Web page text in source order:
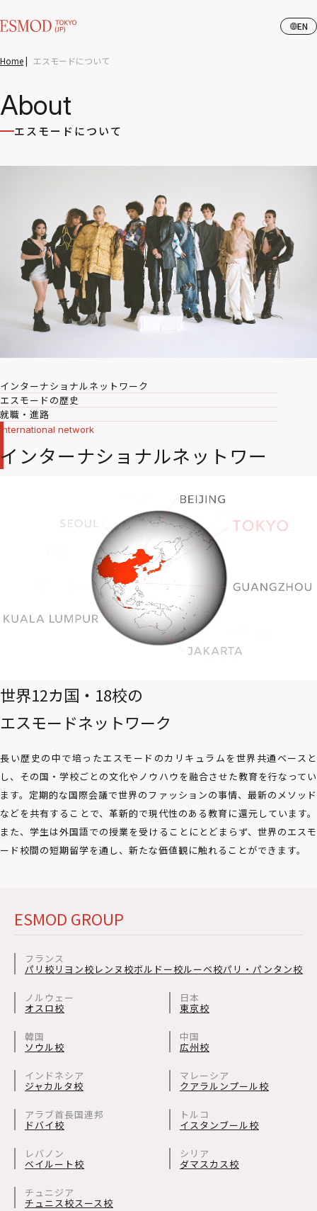
EN
Home| エスモードについて
About
エスモードについて
インターナショナルネットワーク
エスモードの歴史
就職・進路
International network
インターナショナルネットワー
世界12カ国・18校の
エスモードネットワーク
長い歴史の中で培ったエスモードのカリキュラムを世界共通ベースと
し、その国・学校ごとの文化やノウハウを融合させた教育を行なってい
ます。定期的な国際会議で世界のファッションの事情、最新のメソッド
などを共有することで、革新的で現代性のある教育に還元しています。
また、学生は外国語での授業を受けることにとどまらず、世界のエスモ
ード校間の短期留学を通し、新たな価値観に触れることができます。
ESMOD GROUP
フランス
パリ校 リヨン校 レンヌ校ボルドー校ルーベ校パリ・パンタン校
ノルウェー
オスロ校
日本
東京校
韓国
ソウル校
中国
広州校
インドネシア
ジャカルタ校
マレーシア
クアラルンプール校
アラブ首長国連邦
ドバイ校
トルコ
イスタンブール校
レバノン
ベイルート校
シリア
ダマスカス校
チュニジア
チュニス校スース校